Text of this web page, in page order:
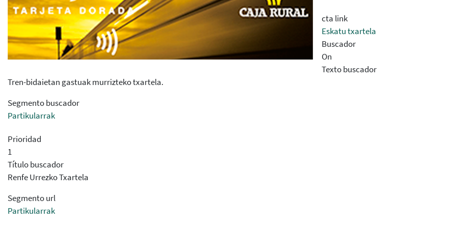
cta link
Eskatu txartela
Buscador
On
Texto buscador
Tren-bidaietan gastuak murrizteko txartela.
Segmento buscador
Partikularrak
Prioridad
1
Título buscador
Renfe Urrezko Txartela
Segmento url
Partikularrak